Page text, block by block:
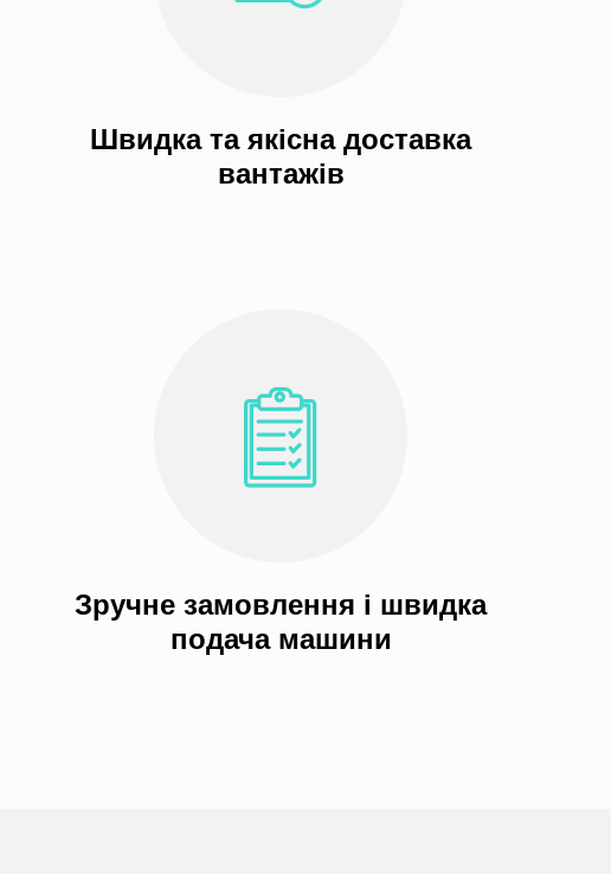
Швидка та якісна доставка
вантажів
Зручне замовлення і швидка
подача машини